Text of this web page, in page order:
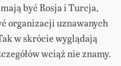
być Rosja i Turcja,
organizacji uznawanych
w skrócie wyglądają
wciąż nie znamy.